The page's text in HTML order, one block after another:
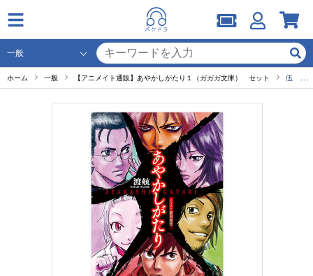
ホーム 一般 【アニメイト通販】あやかしがたり１（ガガガ文庫） セット 伍 騒ぐ刀